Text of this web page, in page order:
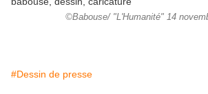
©Babouse/ "L'Humanité" 14
#Dessin de presse